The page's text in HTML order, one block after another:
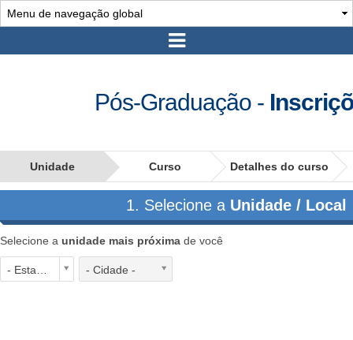
Pós-Graduação-
Unidade Curso Detalhes do curso
1. Selecione a Unidade / Local
Selecione a unidade mais próxima de você
- Cidade -